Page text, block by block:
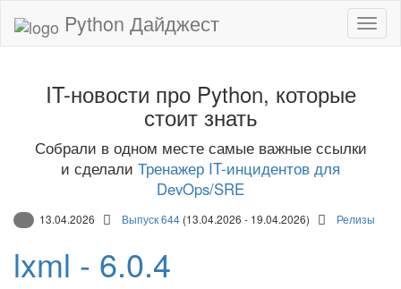
Python Дайджест
IT-новости про Python, которые
стоит знать
Собрали в одном месте самые важные ссылки
и сделали Тренажер IT-инцидентов для
DevOps/SRE
13.04.2026 Выпуск 644 (13.04.2026 - 19.04.2026) Релизы
lxml - 6.0.4